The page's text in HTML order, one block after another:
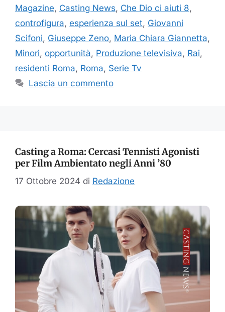
Magazine, Casting News, Che Dio ci aiuti 8,
controfigura, esperienza sul set, Giovanni
Scifoni, Giuseppe Zeno, Maria Chiara Giannetta,
Minori, opportunità, Produzione televisiva, Rai,
residenti Roma, Roma, Serie Tv
Lascia un commento
Casting a Roma: Cercasi Tennisti Agonisti
per Film Ambientato negli Anni ’80
17 Ottobre 2024 di Redazione